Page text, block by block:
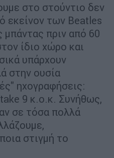
στο στούντιο δεν
εκείνον των Beatles
πριν από 60
ίδιο χώρο και
υπάρχουν
στην ουσία
ηχογραφήσεις:
9 κ.ο.κ. Συνήθως,
σε τόσα πολλά
στιγμή το